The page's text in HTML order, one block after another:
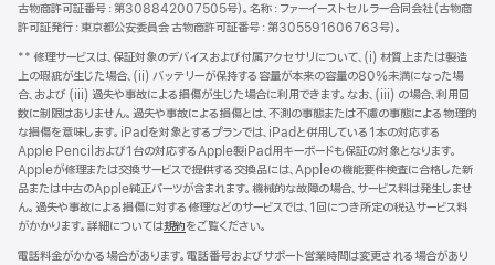
古物商許可証番号：第308842007505号）。名称：ファーイーストセルラー合同会社（古物商
許可証発行：東京都公安委員会 古物商許可証番号：第305591606763号）。
** 修理サービスは、保証対象のデバイスおよび付属アクセサリについて、(i) 材質上または製造
上の瑕疵が生じた場合、(ii) バッテリーが保持する容量が本来の容量の80%未満になった場
合、および (iii) 過失や事故による損傷が生じた場合に利用できます。なお、(iii) の場合、利用回
数に制限はありません。過失や事故による損傷とは、不測の事態または不慮の事態による物理的
な損傷を意味します。iPadを対象とするプランでは、iPadと併用している1本の対応する
Apple Pencilおよび1台の対応するApple製iPad用キーボードも保証の対象となります。
Appleが修理または交換サービスで提供する交換品には、Appleの機能要件検査に合格した新
品または中古のApple純正パーツが含まれます。機械的な故障の場合、サービス料は発生しませ
ん。過失や事故による損傷に対する修理などのサービスでは、1回につき所定の税込サービス料
がかかります。詳細については規約${translate.store.a11y.opens_new_window}
をご覧ください。
電話料金がかかる場合があります。電話番号およびサポート営業時間は変更される場合があり